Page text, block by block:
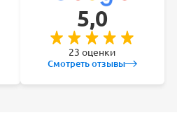
5,0
23 оценки
Смотреть отзывы